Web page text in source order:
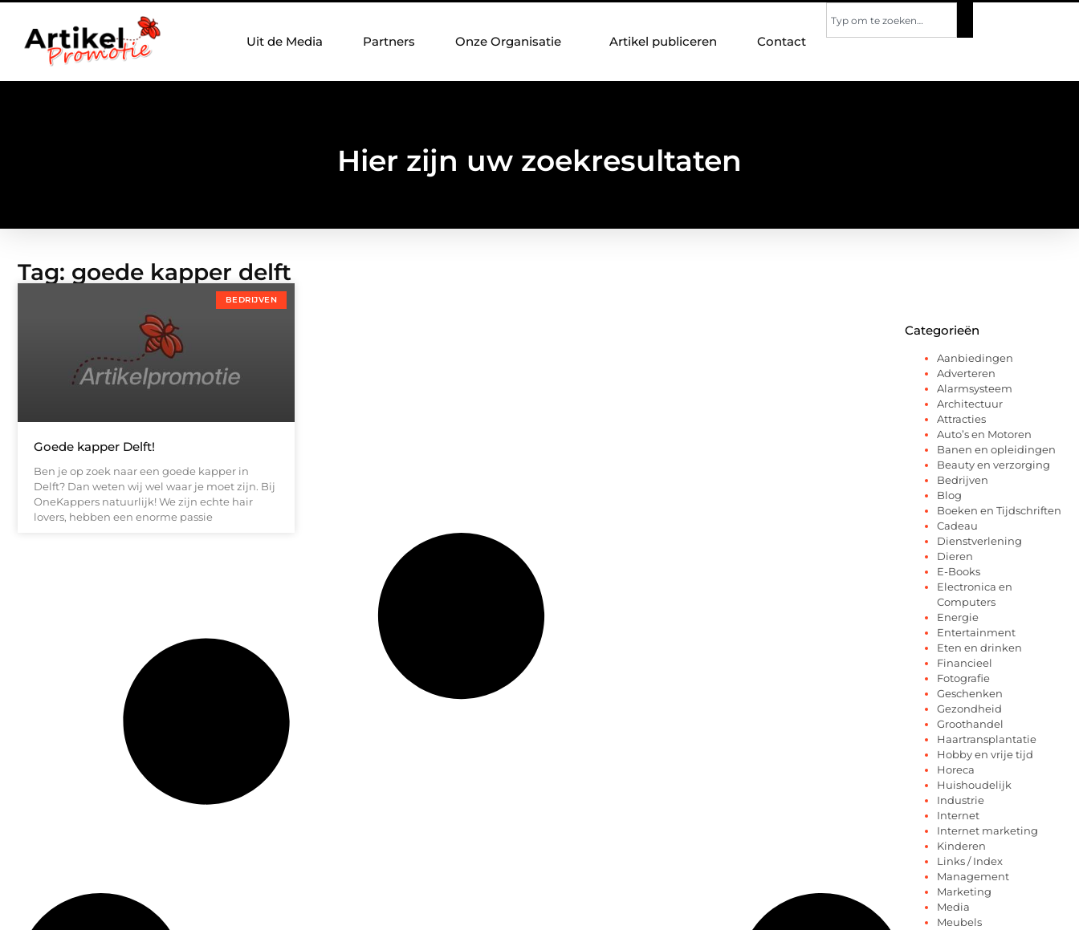
Uit de Media Partners Onze Organisatie Artikel publiceren Contact
Hier zijn uw zoekresultaten
Tag: goede kapper delft
BEDRIJVEN
Goede kapper Delft!
Ben je op zoek naar een goede kapper in
Delft? Dan weten wij wel waar je moet zijn. Bij
OneKappers natuurlijk! We zijn echte hair
lovers, hebben een enorme passie
Categorieën
Aanbiedingen
Adverteren
Alarmsysteem
Architectuur
Attracties
Auto’s en Motoren
Banen en opleidingen
Beauty en verzorging
Bedrijven
Blog
Boeken en Tijdschriften
Cadeau
Dienstverlening
Dieren
E-Books
Electronica en
Computers
Energie
Entertainment
Eten en drinken
Financieel
Fotografie
Geschenken
Gezondheid
Groothandel
Haartransplantatie
Hobby en vrije tijd
Horeca
Huishoudelijk
Industrie
Internet
Internet marketing
Kinderen
Links / Index
Management
Marketing
Media
Meubels